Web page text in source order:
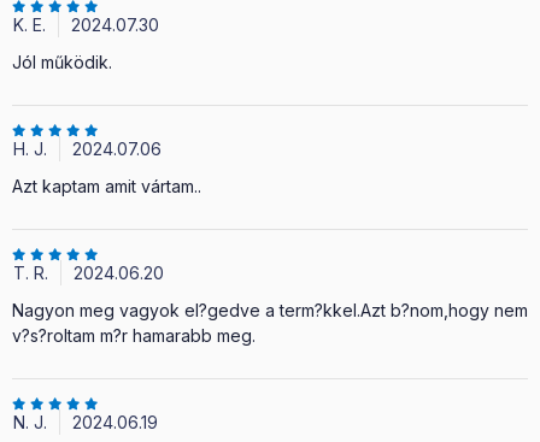
K. E.
2024.07.30
Jól működik.
H. J.
2024.07.06
Azt kaptam amit vártam..
T. R.
2024.06.20
Nagyon meg vagyok el?gedve a term?kkel.Azt b?nom,hogy nem
v?s?roltam m?r hamarabb meg.
N. J.
2024.06.19